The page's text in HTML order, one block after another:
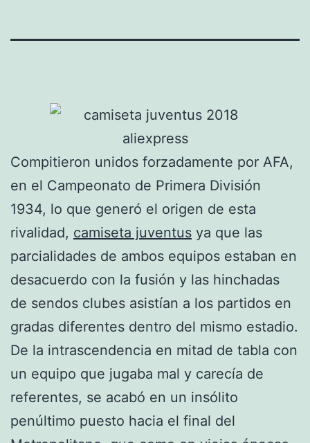
Compitieron unidos forzadamente por AFA,
en el Campeonato de Primera División
1934, lo que generó el origen de esta
rivalidad, camiseta juventus ya que las
parcialidades de ambos equipos estaban en
desacuerdo con la fusión y las hinchadas
de sendos clubes asistían a los partidos en
gradas diferentes dentro del mismo estadio.
De la intrascendencia en mitad de tabla con
un equipo que jugaba mal y carecía de
referentes, se acabó en un insólito
penúltimo puesto hacia el final del